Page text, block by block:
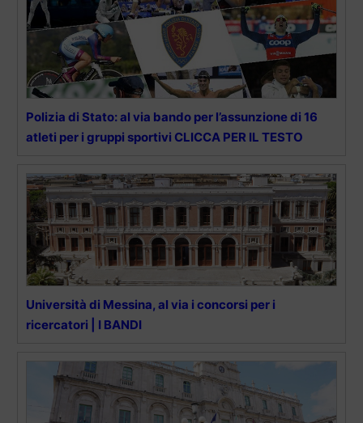
Polizia di Stato: al via bando per l’assunzione di 16
atleti per i gruppi sportivi CLICCA PER IL TESTO
Università di Messina, al via i concorsi per i
ricercatori | I BANDI